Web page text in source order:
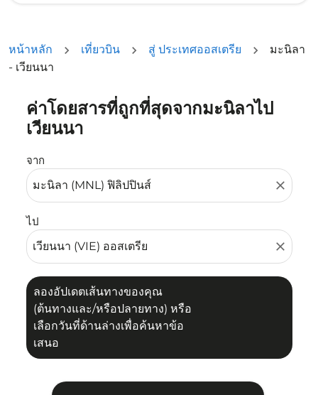
หน้าหลัก เที่ยวบิน สู่ ประเทศออสเตรีย
มะนิลา
- เวียนนา
ค่าโดยสารที่ถูกที่สุดจากมะนิลาไป
เวียนนา
จาก
close
ไป
close
ลองอัปเดตเส้นทางของคุณ
(ต้นทางและ/หรือปลายทาง) หรือ
เลือกวันที่ด้านล่างเพื่อค้นหาข้อ
เสนอ
ลองอัปเดตเส้นทางของคุณ (ต้นทางและ/หรือปลายทาง) หรื